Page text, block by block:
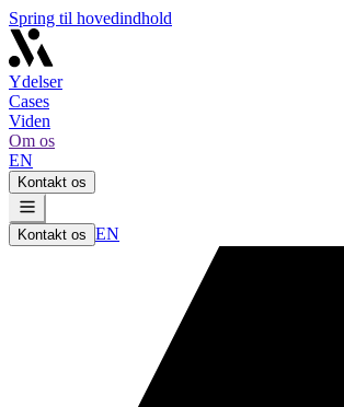
Spring til hovedindhold
Ydelser
Cases
Viden
Om os
EN
Kontakt os
Kontakt os EN